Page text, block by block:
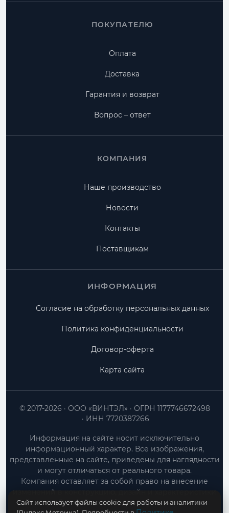
ПОКУПАТЕЛЮ
Оплата
Доставка
Гарантия и возврат
Вопрос – ответ
КОМПАНИЯ
Наше производство
Новости
Контакты
Поставщикам
ИНФОРМАЦИЯ
Согласие на обработку персональных данных
Политика конфиденциальности
Договор-оферта
Карта сайта
ООО «ВИНТЭЛ»
ОГРН 1177746672498
ИНН 7720387266
© 2017-2026
Информация на сайте носит исключительно
информационный характер. Все изображения,
представленные на сайте, приведены для наглядности
и могут отличаться от реального товара.
Компания оставляет за собой право на внесение
изменений в конструкцию, дизайн и характеристики
товара без предварительного уведомления.
Сайт использует файлы cookie для работы и аналитики